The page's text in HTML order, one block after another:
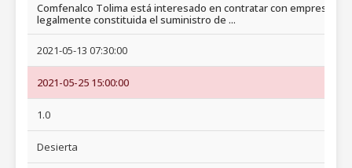
Comfenalco Tolima está interesado en contratar con empresa
legalmente constituida el suministro de ...
2021-05-13 07:30:00
2021-05-25 15:00:00
1.0
Desierta